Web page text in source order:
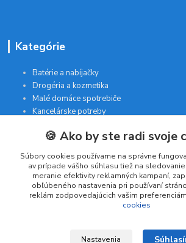
Kategórie
Batérie a nabíjačky
Drogéria a kozmetika
Malé domáce spotrebiče
Kancelárske potreby
Kontakt
INTERGAM s.r.o
Jelšová 5
🍪 Ako by ste radi svoje
Súbory cookies používame na správne
av prípade vášho súhlasu tiež na
meranie efektivity reklamných kampaní,
obľúbeného nastavenia pri používaní
reklám zodpovedajúcich vašim
cookies
Nastavenia